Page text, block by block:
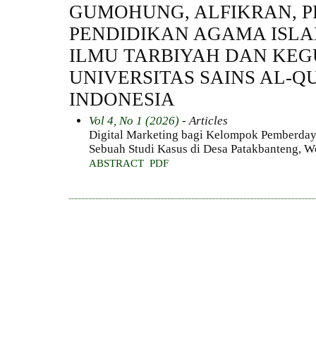
GUMOHUNG, ALFIKRAN,
PENDIDIKAN AGAMA
ILMU TARBIYAH DAN
UNIVERSITAS SAINS AL-
INDONESIA
Vol 4, No 1 (2026) - Articles
Digital Marketing bagi Kelompok
Sebuah Studi Kasus di Desa Patakbanteng,
ABSTRACT PDF